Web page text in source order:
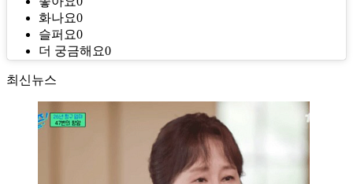
화나요0
슬퍼요0
더 궁금해요0
최신뉴스